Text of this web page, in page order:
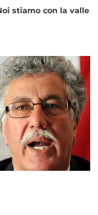
stiamo con la valle